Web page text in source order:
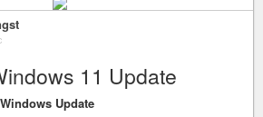
11 Update
Update